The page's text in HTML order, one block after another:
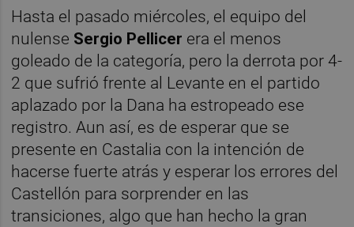
Hasta el pasado miércoles, el equipo del
nulense Sergio Pellicer era el menos
goleado de la categoría, pero la derrota por 4-
2 que sufrió frente al Levante en el partido
aplazado por la Dana ha estropeado ese
registro. Aun así, es de esperar que se
presente en Castalia con la intención de
hacerse fuerte atrás y esperar los errores del
Castellón para sorprender en las
transiciones, algo que han hecho la gran